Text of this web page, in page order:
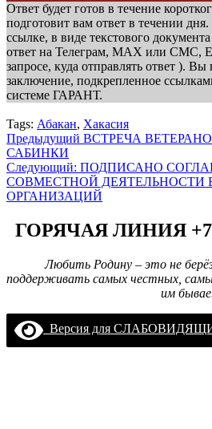
Ответ будет готов в течение
подготовит вам ответ в течении
ссылке, в виде текстового
ответ на Телеграм, МАХ или СМС,
запросе, куда отправлять ответ ). Вы
заключение, подкрепленное
системе ГАРАНТ.
Tags: Абакан, Хакасия
Навигация
записи
Предыдущий ВСТРЕЧА
САБИНКИ
Следующий: ПОДПИСАНО
СОВМЕСТНОЙ ДЕЯТЕЛЬНОСТИ
ОРГАНИЗАЦИЙ
ГОРЯЧАЯ ЛИНИЯ +7
Любить Родину – это не
поддерживать самых честных,
им
Версия для